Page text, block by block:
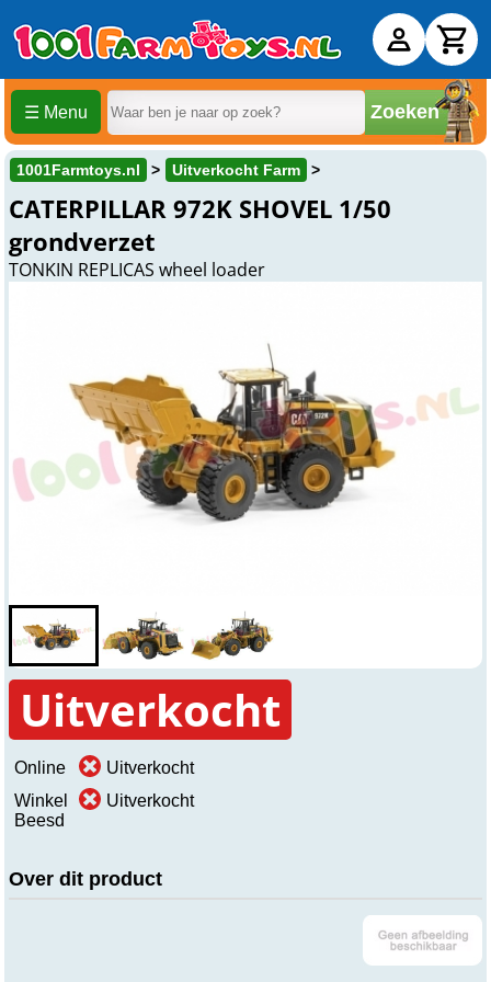
☰ Menu Zoeken
1001Farmtoys.nl Uitverkocht Farm
CATERPILLAR 972K SHOVEL 1/50
grondverzet
TONKIN REPLICAS wheel loader
Uitverkocht
Online
Uitverkocht
Winkel
Beesd
Uitverkocht
Over dit product